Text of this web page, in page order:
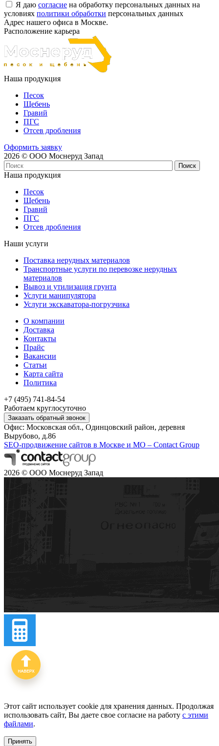
Я даю согласие на обработку персональных данных на
условиях политики обработки персональных данных
Адрес нашего офиса в Москве.
Расположение карьера
Наша продукция
Песок
Щебень
Гравий
ПГС
Отсев дробления
Оформить заявку
2026 © ООО Моснеруд Запад
Наша продукция
Песок
Щебень
Гравий
ПГС
Отсев дробления
Наши услуги
Поставка нерудных материалов
Транспортные услуги по перевозке нерудных
материалов
Вывоз и утилизация грунта
Услуги манипулятора
Услуги экскаватора-погрузчика
О компании
Доставка
Контакты
Прайс
Вакансии
Статьи
Карта сайта
Политика
+7 (495) 741-84-54
Работаем круглосуточно
Заказать обратный звонок
Офис: Московская обл., Одинцовский район, деревня
Вырубово, д.86
SEO-продвижение сайтов в Москве и МО – Contact Group
2026 © ООО Моснеруд Запад
Этот сайт использует cookie для хранения данных. Продолжая
использовать сайт, Вы даете свое согласие на работу с этими
файлами.
Принять